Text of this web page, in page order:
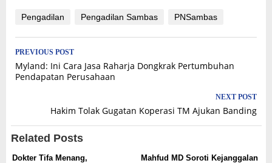
Pengadilan Pengadilan Sambas PNSambas
Post
navigation
PREVIOUS POST
Myland: Ini Cara Jasa Raharja Dongkrak Pertumbuhan
Pendapatan Perusahaan
NEXT POST
Hakim Tolak Gugatan Koperasi TM Ajukan Banding
Related Posts
Dokter Tifa Menang,
Mahfud MD Soroti Kejanggalan